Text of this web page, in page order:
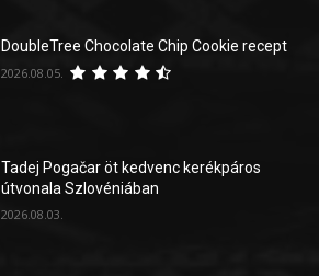
DoubleTree Chocolate Chip Cookie recept
2026.08.05.
Tadej Pogačar öt kedvenc kerékpáros
útvonala Szlovéniában
2026.08.03.